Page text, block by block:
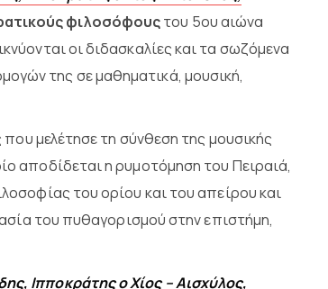
φιλοσόφουςτου 5ου αιώνα
οι διδασκαλίες και τα σωζόμενα
της σε μαθηματικά, μουσική,
μελέτησε τη σύνθεση της μουσικής
αποδίδεται η ρυμοτόμηση του Πειραιά,
του ορίου και του απείρου και
του πυθαγορισμού στην επιστήμη,
Ιπποκράτης ο Χίος – Αισχύλος,